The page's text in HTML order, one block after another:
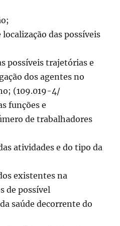
das possíveis
possíveis trajetórias e
dos agentes no
(109.019-4/
funções e
de trabalhadores
atividades e do tipo da
existentes na
de possível
saúde decorrente do